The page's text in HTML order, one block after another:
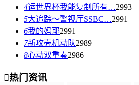
4运世界杯我能复制所有…2993
5大追踪〜警视厅SSBC…2991
6我的妈耶2991
7新攻壳机动队2989
8心动双重奏2986
热门资讯